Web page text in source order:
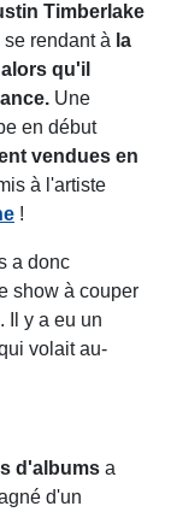
Timberlake
se rendant à la
qu'il
Une
en début
vendues en
à l'artiste
!
a donc
show à couper
Il y a eu un
volait au-
d'albums a
d'un